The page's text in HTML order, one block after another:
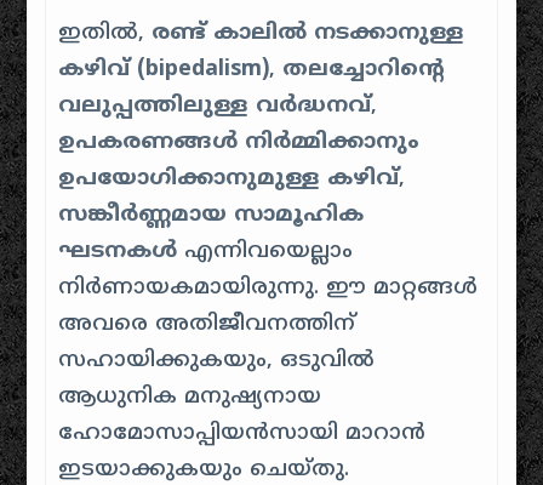
ഇതിൽ, രണ്ട് കാലിൽ നടക്കാനുള്ള
കഴിവ് (bipedalism), തലച്ചോറിന്റെ
വലുപ്പത്തിലുള്ള വർദ്ധനവ്,
ഉപകരണങ്ങൾ നിർമ്മിക്കാനും
ഉപയോഗിക്കാനുമുള്ള കഴിവ്,
സങ്കീർണ്ണമായ സാമൂഹിക
ഘടനകൾ എന്നിവയെല്ലാം
നിർണായകമായിരുന്നു. ഈ മാറ്റങ്ങൾ
അവരെ അതിജീവനത്തിന്
സഹായിക്കുകയും, ഒടുവിൽ
ആധുനിക മനുഷ്യനായ
ഹോമോസാപ്പിയൻസായി മാറാൻ
ഇടയാക്കുകയും ചെയ്തു.